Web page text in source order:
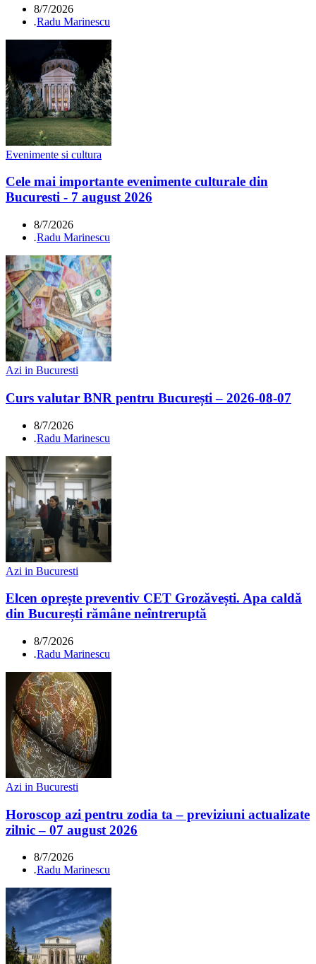
8/7/2026
.Radu Marinescu
Evenimente si cultura
Cele mai importante evenimente culturale din
Bucuresti - 7 august 2026
8/7/2026
.Radu Marinescu
Azi in Bucuresti
Curs valutar BNR pentru București – 2026-08-07
8/7/2026
.Radu Marinescu
Azi in Bucuresti
Elcen oprește preventiv CET Grozăvești. Apa caldă
din București rămâne neîntreruptă
8/7/2026
.Radu Marinescu
Azi in Bucuresti
Horoscop azi pentru zodia ta – previziuni actualizate
zilnic – 07 august 2026
8/7/2026
.Radu Marinescu